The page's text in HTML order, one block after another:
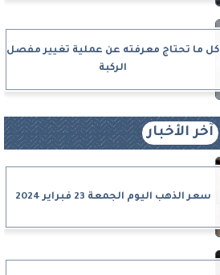
كل ما تحتاج معرفته عن عملية تغيير مفصل
الركبة
آخر الأخبار
سعر الذهب اليوم الجمعة 23 فبراير 2024